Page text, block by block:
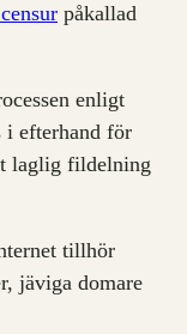
påkallad
enligt
i efterhand för
laglig fildelning
tillhör
jäviga domare